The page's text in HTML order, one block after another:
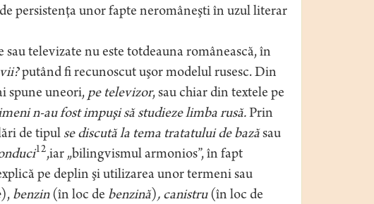
persistenţa unor fapte neromâneşti în uzul literar
televizate nu este totdeauna românească, în
putând fi recunoscut uşor modelul rusesc. Din
spune uneori, pe televizor, sau chiar din textele pe
n-au fost impuşi să studieze limba rusă.Prin
de tipul se discută la tema tratatului de bazăsau
12,iar „bilingvismul armonios”, în fapt
pe deplin şi utilizarea unor termeni sau
), benzin(în loc de benzină), canistru(în loc de